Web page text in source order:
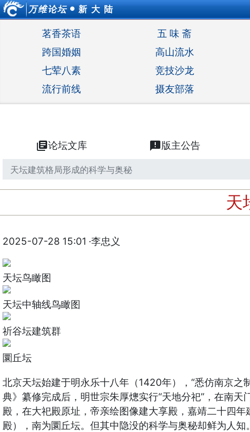
万维论坛 ● 新 大 陆
茗香茶语 五 味 斋
跨国婚姻
高山流水
七荤八素
竞技沙龙
流行前线
摄友部落
library_books论坛文库 announcement版主公告
天坛建筑格局形成的科学与奥秘
天
2025-07-28 15:01 ·李忠义
天坛鸟瞰图
天坛中轴线鸟瞰图
祈谷坛建筑群
圜丘坛
北京天坛始建于明永乐十八年（1420年），“悉仿南京之
典》纂修完成后，明世宗朱厚熜实行“天地分祀”，在南
殿，在大祀殿原址，帝亲绘图像建大享殿，嘉靖二十四
殿），南为圜丘坛。但其中隐没的科学与奥秘却鲜为人知。